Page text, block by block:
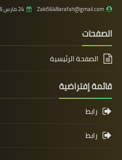
Zaki5648arafah@gmail.com 24 مارس 2026
الصفحات
الصفحة الرئيسية
قائمة إفتراضية
رابط
رابط